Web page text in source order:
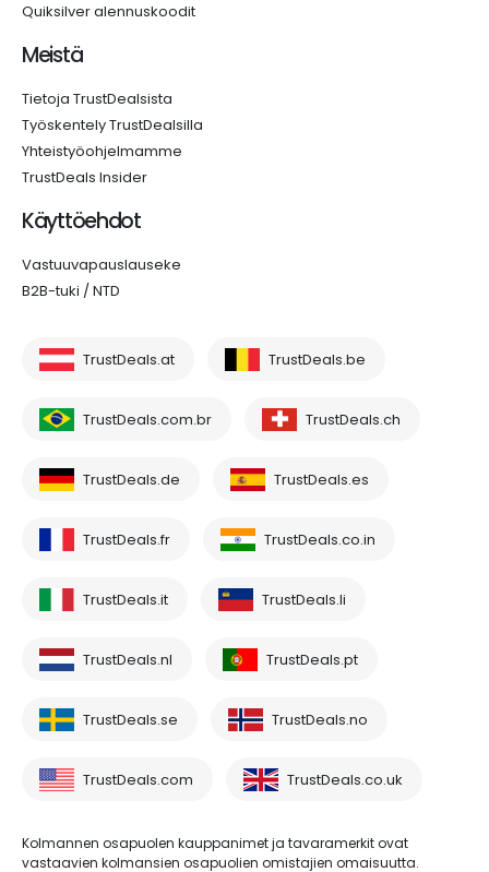
Quiksilver alennuskoodit
Meistä
Tietoja TrustDealsista
Työskentely TrustDealsilla
Yhteistyöohjelmamme
TrustDeals Insider
Käyttöehdot
Vastuuvapauslauseke
B2B-tuki / NTD
TrustDeals.at TrustDeals.be
TrustDeals.com.br TrustDeals.ch
TrustDeals.de TrustDeals.es
TrustDeals.fr TrustDeals.co.in
TrustDeals.it TrustDeals.li
TrustDeals.nl TrustDeals.pt
TrustDeals.se TrustDeals.no
TrustDeals.com TrustDeals.co.uk
Kolmannen osapuolen kauppanimet ja tavaramerkit ovat
vastaavien kolmansien osapuolien omistajien omaisuutta.